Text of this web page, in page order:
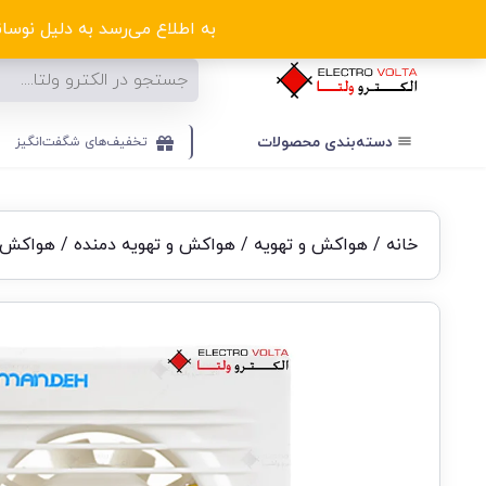
به اطلاع می‌رسد به دلیل
دسته‌بندی‌ محصولات تخفیف‌های شگفت‌انگیز
خانه / هواکش و تهویه / هواکش و تهویه دمنده / هواکش 8 لوله ای دمنده